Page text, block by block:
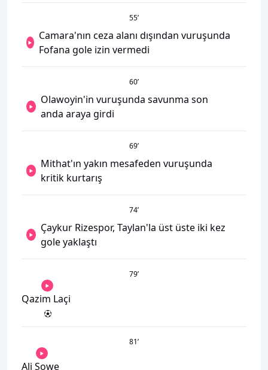
55’
Camara'nın ceza alanı dışından vuruşunda
Fofana gole izin vermedi
60’
Olawoyin'in vuruşunda savunma son
anda araya girdi
69’
Mithat'ın yakın mesafeden vuruşunda
kritik kurtarış
74’
Çaykur Rizespor, Taylan'la üst üste iki kez
gole yaklaştı
79’
Qazim Laçi
81’
Ali Sowe